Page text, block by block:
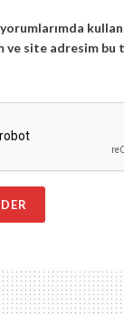
site adresim bu